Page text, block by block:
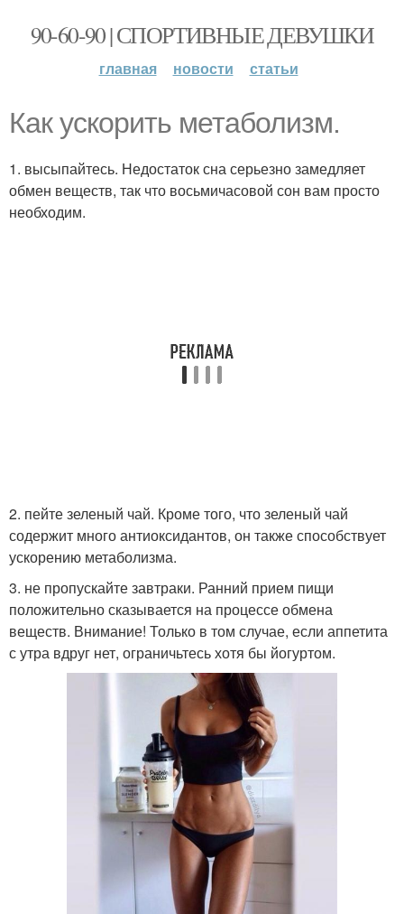
90-60-90 | СПОРТИВНЫЕ ДЕВУШКИ
главная новости статьи
Как ускорить метаболизм.
1. высыпайтесь. Недостаток сна серьезно замедляет
обмен веществ, так что восьмичасовой сон вам просто
необходим.
2. пейте зеленый чай. Кроме того, что зеленый чай
содержит много антиоксидантов, он также способствует
ускорению метаболизма.
3. не пропускайте завтраки. Ранний прием пищи
положительно сказывается на процессе обмена
веществ. Внимание! Только в том случае, если аппетита
с утра вдруг нет, ограничьтесь хотя бы йогуртом.